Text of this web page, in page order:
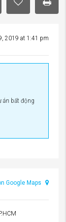
2019 at 1:41 pm
án bất động
Google Maps